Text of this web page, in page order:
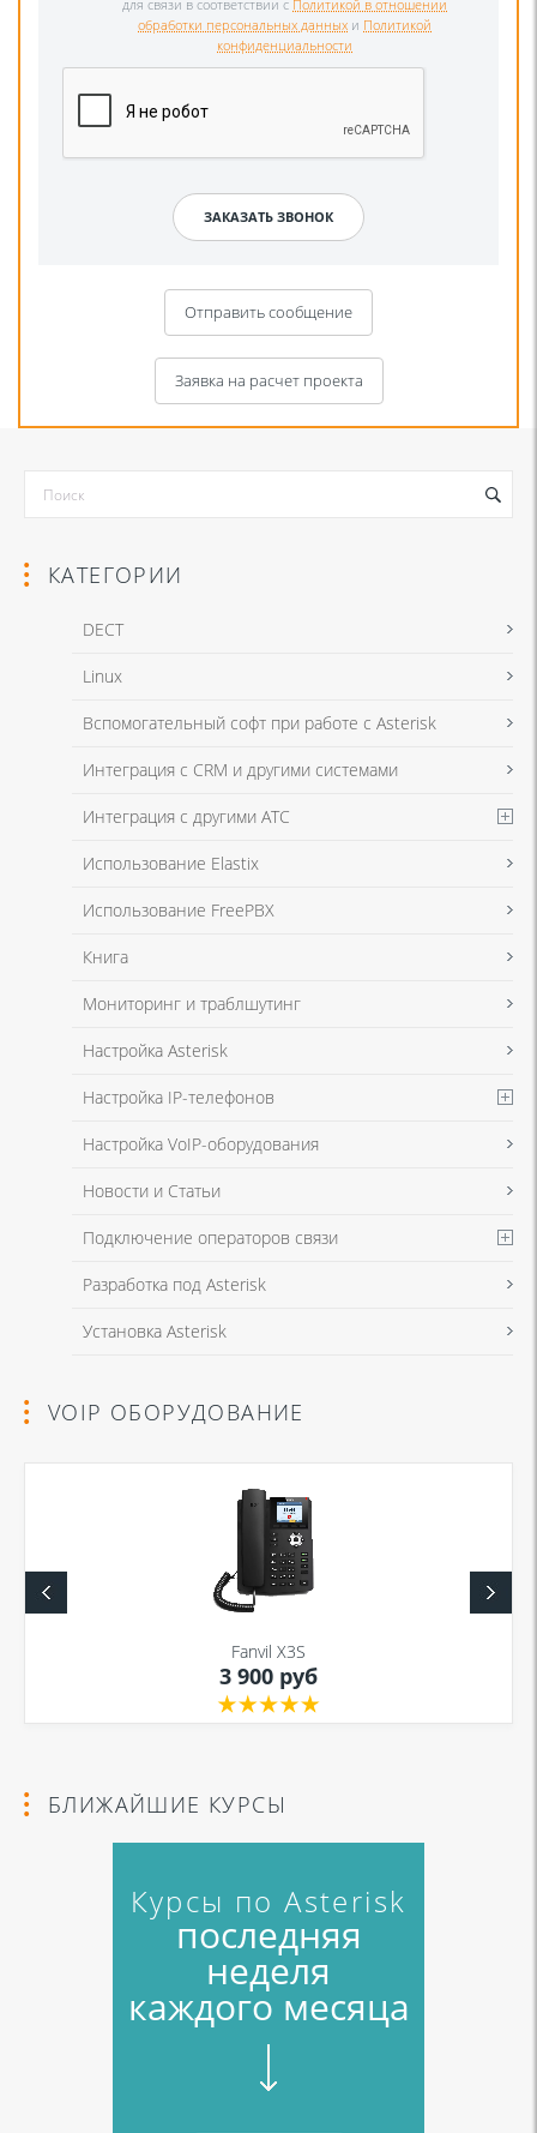
для связи в соответствии с Политикой в отношении
обработки персональных данных и Политикой
конфиденциальности
Отправить сообщение
Я даю согласие на обработку моих персональных данных для связи
в соответствии с Политикой в отношении обработки персональных
Заявка на расчет проекта
Я даю согласие на обработку моих персональных данных для связи
в соответствии с Политикой в отношении обработки персональных
КАТЕГОРИИ
DECT
Linux
Вспомогательный софт при работе с Asterisk
Интеграция с CRM и другими системами
Интеграция с другими АТС
Использование Elastix
Использование FreePBX
Книга
Мониторинг и траблшутинг
Настройка Asterisk
Настройка IP-телефонов
Настройка VoIP-оборудования
Новости и Статьи
Подключение операторов связи
Разработка под Asterisk
Установка Asterisk
VOIP ОБОРУДОВАНИЕ
Fanvil X3S
3 900 руб
БЛИЖАЙШИЕ КУРСЫ
Курсы по Asterisk
последняя
неделя
каждого месяца